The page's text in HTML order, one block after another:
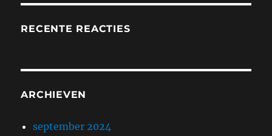
RECENTE REACTIES
ARCHIEVEN
september 2024